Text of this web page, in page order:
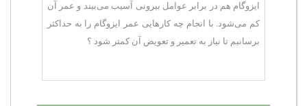
ایزوگام هم در برابر عوامل بیرونی آسیب می‌بیند و عمر آن
کم می‌شود. با انجام چه کارهایی عمر ایزوگام را به حداکثر
برسانیم تا نیاز به تعمیر و تعویض آن کمتر شود ؟